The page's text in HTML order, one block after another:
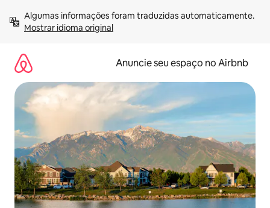
para
Mostrar idioma original
Anuncie seu espaço no Airbnb